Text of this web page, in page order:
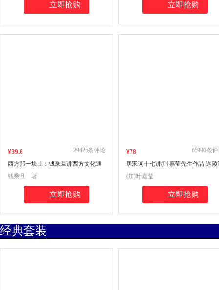
立即抢购 立即抢购
¥39.6
西方那一块土：钱乘旦讲西方文化通
论（央视2015“中国好书”强势入
围！）
29425条评论
钱乘旦 著
立即抢购
¥78
唐宋词十七讲(叶嘉莹先生作品 迦陵
演集)
65990条
(加)叶嘉莹
立即抢购
经典套装